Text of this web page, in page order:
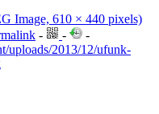
Image, 610 × 440 pixels)
- -
-
uploads/2013/12/ufunk-